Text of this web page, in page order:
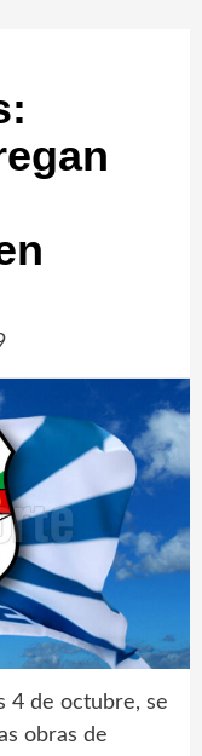
4 de octubre, se
obras de